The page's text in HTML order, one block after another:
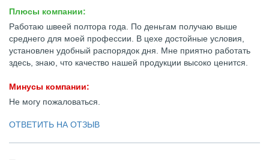
Плюсы компании:
Работаю швеей полтора года. По деньгам получаю выше
среднего для моей профессии. В цехе достойные условия,
установлен удобный распорядок дня. Мне приятно работать
здесь, знаю, что качество нашей продукции высоко ценится.
Минусы компании:
Не могу пожаловаться.
ОТВЕТИТЬ НА ОТЗЫВ